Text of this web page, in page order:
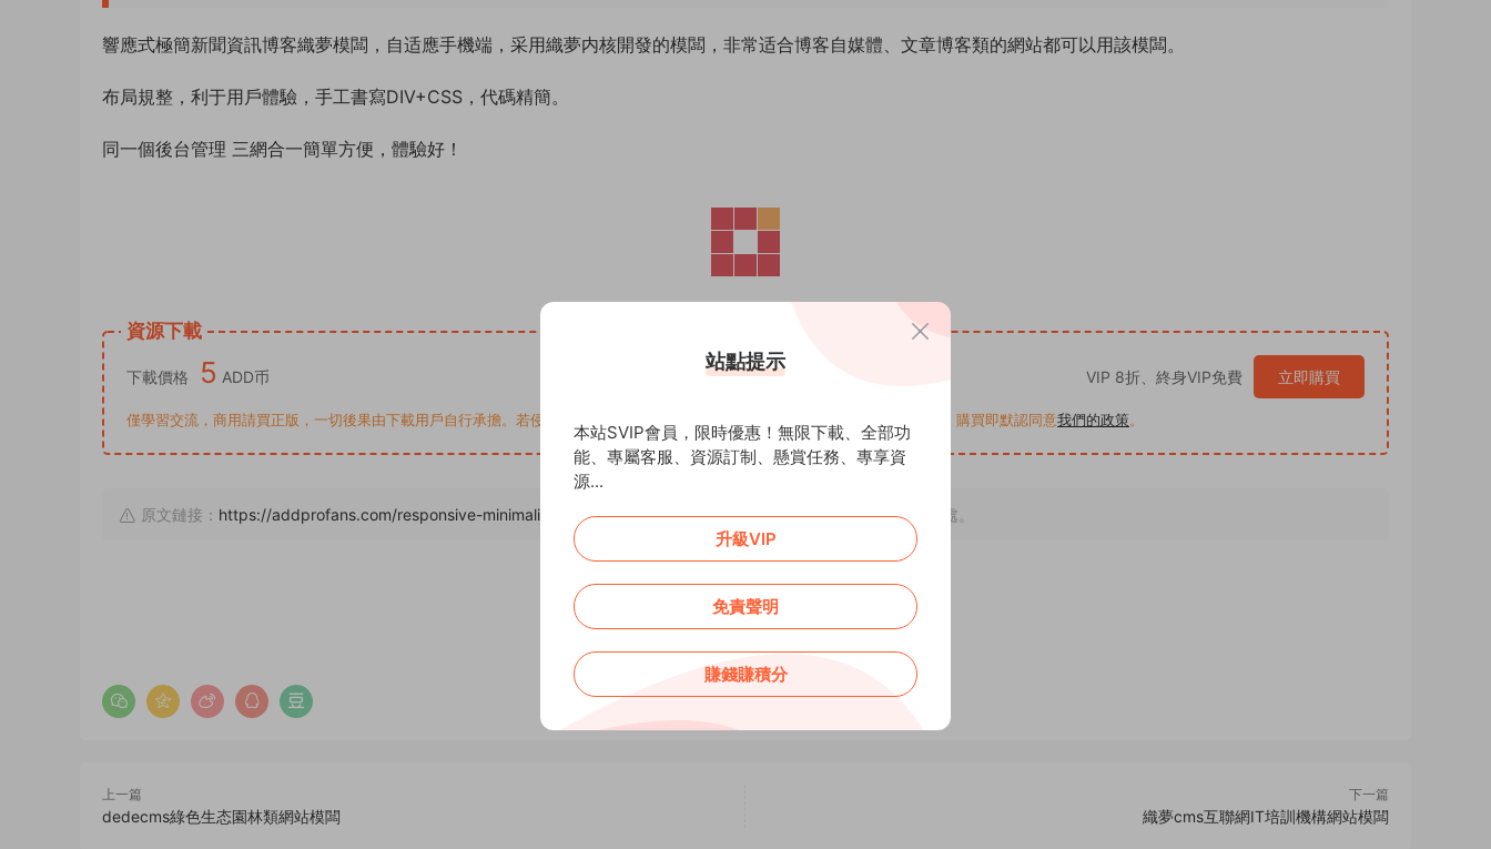
響應式極簡新聞資訊博客織夢模闆，自适應手機端，采用織夢内核開發的模闆，非常适合博客自媒體、文章博客類的網站都可以用該模闆。
布局規整，利于用戶體驗，手工書寫DIV+CSS，代碼精簡。
同一個後台管理 三網合一簡單方便，體驗好！
資源下載
下載價格 5 ADD币 VIP 8折、終身VIP免費 立即購買
僅學習交流，商用請買正版，一切後果由下載用戶自行承擔。若侵犯了您的權益，請來信通知Email: support@addprofans.com。購買即默認同意我們的政策。
原文鏈接： https://addprofans.com/responsive-minimalist-news-blog-dream-weaving-template/，轉載請注明出處。
0 0
上一篇
dedecms綠色生态園林類網站模闆
下一篇
織夢cms互聯網IT培訓機構網站模闆
站點提示
本站SVIP會員，限時優惠！無限下載、全部功
能、專屬客服、資源訂制、懸賞任務、專享資
源...
升級VIP
免責聲明
賺錢賺積分